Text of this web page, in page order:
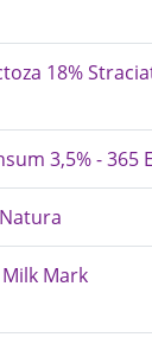
18%
3,5% - 365
Mark